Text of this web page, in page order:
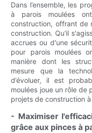
Dans l’ensemble, les
à parois moulées
construction, offrant de
construction. Qu'il
accrues ou d'une
pour parois moulées
manière dont les
mesure que la
d’évoluer, il est
moulées joue un rôle de
projets de construction
- Maximiser
grâce aux pinces à